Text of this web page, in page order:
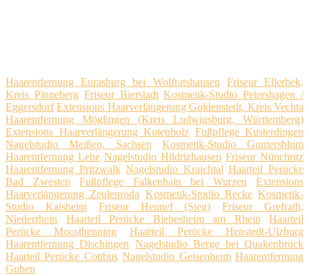
Haarentfernung Eurasburg bei Wolfratshausen
Friseur Ellerbek,
Kreis Pinneberg Friseur Bierstadt Kosmetik-Studio Petershagen /
Eggersdorf Extensions Haarverlängerung Goldenstedt, Kreis Vechta
Haarentfernung Möglingen (Kreis Ludwigsburg, Württemberg)
Extensions Haarverlängerung Kutenholz Fußpflege Kusterdingen
Nagelstudio Meißen, Sachsen
Kosmetik-Studio Guntersblum
Haarentfernung Lehe Nagelstudio Hildrizhausen Friseur Nünchritz
Haarentfernung Pritzwalk Nagelstudio Kraichtal Haarteil Perücke
Bad Zwesten
Fußpflege Falkenhain bei Wurzen
Extensions
Haarverlängerung Zeulenroda Kosmetik-Studio Recke Kosmetik-
Studio Kaisheim
Friseur Hennef (Sieg)
Friseur Grefrath,
Niederrhein
Haarteil Perücke Biebesheim am Rhein
Haarteil
Perücke Moosthenning
Haarteil Perücke Henstedt-Ulzburg
Haarentfernung Dischingen Nagelstudio Berge bei Quakenbrück
Haarteil Perücke Cottbus Nagelstudio Geisenheim Haarentfernung
Guben